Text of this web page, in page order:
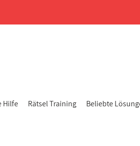
Hilfe Rätsel Training Beliebte